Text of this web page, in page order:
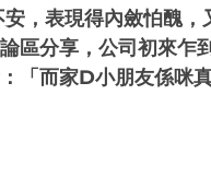
，表現得內斂怕醜，
區分享，公司初來
「而家D小朋友係咪